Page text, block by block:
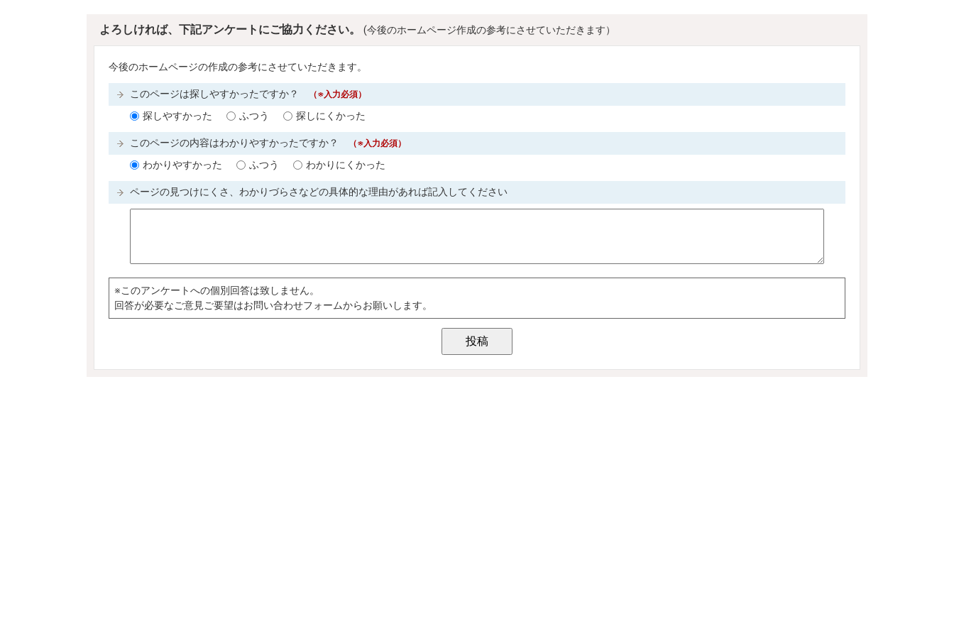
よろしければ、下記アンケートにご協力ください。 (今後のホームページ作成の参考にさせていただきます）
今後のホームページの作成の参考にさせていただきます。
このページは探しやすかったですか？ （※入力必須）
探しやすかった ふつう 探しにくかった
このページの内容はわかりやすかったですか？ （※入力必須）
わかりやすかった ふつう わかりにくかった
ページの見つけにくさ、わかりづらさなどの具体的な理由があれば記入してください
※このアンケートへの個別回答は致しません。
回答が必要なご意見ご要望はお問い合わせフォームからお願いします。